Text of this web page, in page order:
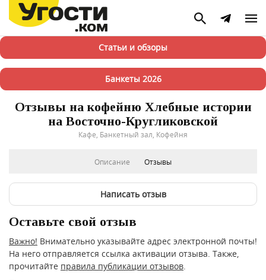
Статьи и обзоры
Банкеты 2026
Отзывы на кофейню Хлебные истории
на Восточно-Кругликовской
Кафе, Банкетный зал, Кофейня
Описание Отзывы
Написать отзыв
Оставьте свой отзыв
Важно! Внимательно указывайте адрес электронной почты!
На него отправляется ссылка активации отзыва. Также,
прочитайте правила публикации отзывов.